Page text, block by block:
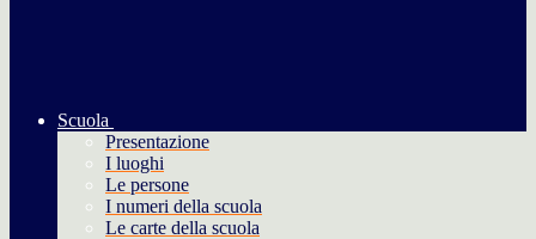
Scuola
Presentazione
I luoghi
Le persone
I numeri della scuola
Le carte della scuola